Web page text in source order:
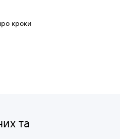
кроки
та